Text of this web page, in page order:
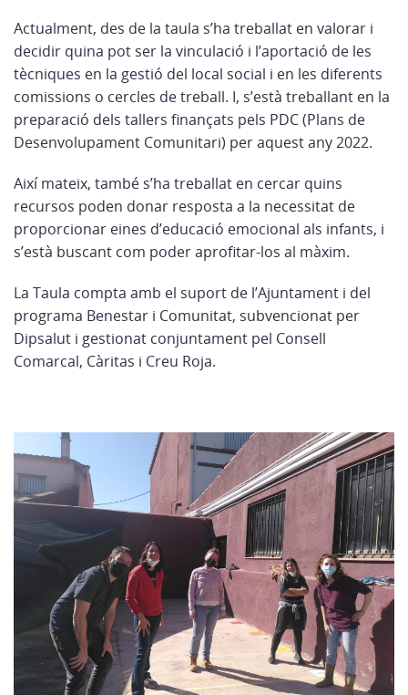
Actualment, des de la taula s’ha treballat en valorar i
decidir quina pot ser la vinculació i l’aportació de les
tècniques en la gestió del local social i en les diferents
comissions o cercles de treball. I, s’està treballant en la
preparació dels tallers finançats pels PDC (Plans de
Desenvolupament Comunitari) per aquest any 2022.
Així mateix, també s’ha treballat en cercar quins
recursos poden donar resposta a la necessitat de
proporcionar eines d’educació emocional als infants, i
s’està buscant com poder aprofitar-los al màxim.
La Taula compta amb el suport de l’Ajuntament i del
programa Benestar i Comunitat, subvencionat per
Dipsalut i gestionat conjuntament pel Consell
Comarcal, Càritas i Creu Roja.